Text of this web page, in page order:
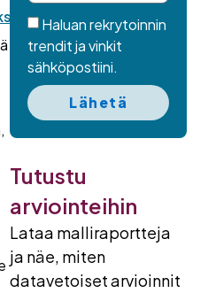
Haluan rekrytoinnin
trendit ja vinkit
sähköpostiini.
Lähetä
Tutustu
arviointeihin
Lataa malliraportteja
ja näe, miten
datavetoiset arvioinnit